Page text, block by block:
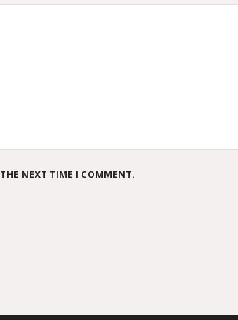
NEXT TIME I COMMENT.